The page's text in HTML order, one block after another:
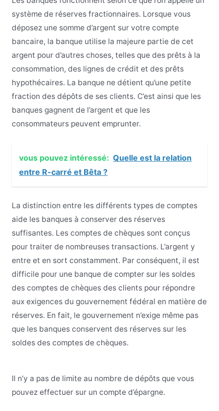
système de réserves fractionnaires. Lorsque vous
déposez une somme d’argent sur votre compte
bancaire, la banque utilise la majeure partie de cet
argent pour d’autres choses, telles que des prêts à la
consommation, des lignes de crédit et des prêts
hypothécaires. La banque ne détient qu’une petite
fraction des dépôts de ses clients. C’est ainsi que les
banques gagnent de l’argent et que les
consommateurs peuvent emprunter.
vous pouvez intéressé: Quelle est la relation
entre R-carré et Bêta ?
La distinction entre les différents types de comptes
aide les banques à conserver des réserves
suffisantes. Les comptes de chèques sont conçus
pour traiter de nombreuses transactions. L’argent y
entre et en sort constamment. Par conséquent, il est
difficile pour une banque de compter sur les soldes
des comptes de chèques des clients pour répondre
aux exigences du gouvernement fédéral en matière de
réserves. En fait, le gouvernement n’exige même pas
que les banques conservent des réserves sur les
soldes des comptes de chèques.
Il n’y a pas de limite au nombre de dépôts que vous
pouvez effectuer sur un compte d’épargne.